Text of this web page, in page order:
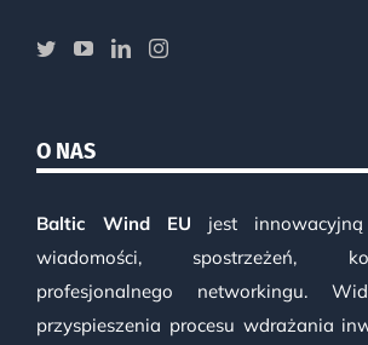
O NAS
Baltic Wind EU jest
wiadomości, spostrzeżeń,
profesjonalnego networkingu.
przyspieszenia procesu wdrażania